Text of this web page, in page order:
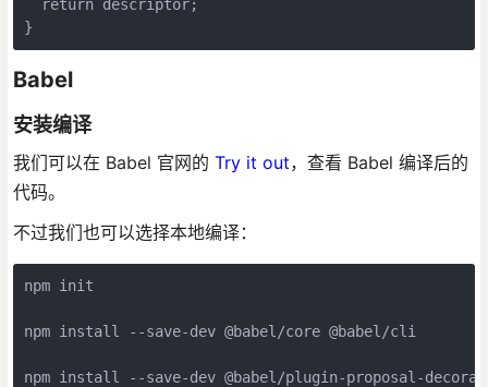
  return descriptor;
}
Babel
安装编译
我们可以在 Babel 官网的 Try it out，查看 Babel 编译后的
代码。
不过我们也可以选择本地编译：
npm init
npm install --save-dev @babel/core @babel/cli
npm install --save-dev @babel/plugin-proposal-